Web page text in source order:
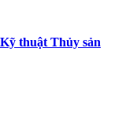
thuật Thủy sản